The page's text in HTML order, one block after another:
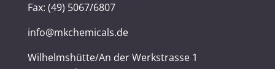
Fax: (49) 5067/6807
info@mkchemicals.de
Wilhelmshütte/An der Werkstrasse 1